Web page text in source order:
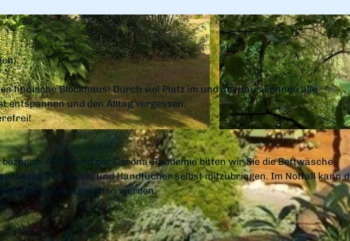
© im-web.de/ Edersee Marketing GmbH
finnische Blockhaus! Durch viel Platz im und am Haus können alle
entspannen und den Alltag vergessen.
Auf Grund der Corona-Pandemie bitten wir Sie die Bettwäsche
80x80 cm) und Handtücher selbst mitzubringen. Im Notfall kann
10€ p. P. ausgeliehen werden.